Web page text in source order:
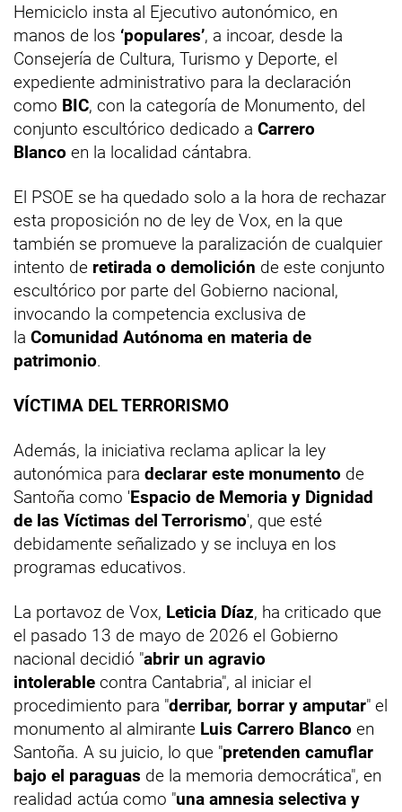
Hemiciclo insta al Ejecutivo autonómico, en
manos de los ‘populares’, a incoar, desde la
Consejería de Cultura, Turismo y Deporte, el
expediente administrativo para la declaración
como BIC, con la categoría de Monumento, del
conjunto escultórico dedicado a Carrero
Blanco en la localidad cántabra.
El PSOE se ha quedado solo a la hora de rechazar
esta proposición no de ley de Vox, en la que
también se promueve la paralización de cualquier
intento de retirada o demolición de este conjunto
escultórico por parte del Gobierno nacional,
invocando la competencia exclusiva de
la Comunidad Autónoma en materia de
patrimonio.
VÍCTIMA DEL TERRORISMO
Además, la iniciativa reclama aplicar la ley
autonómica para declarar este monumento de
Santoña como 'Espacio de Memoria y Dignidad
de las Víctimas del Terrorismo', que esté
debidamente señalizado y se incluya en los
programas educativos.
La portavoz de Vox, Leticia Díaz, ha criticado que
el pasado 13 de mayo de 2026 el Gobierno
nacional decidió "abrir un agravio
intolerable contra Cantabria", al iniciar el
procedimiento para "derribar, borrar y amputar" el
monumento al almirante Luis Carrero Blanco en
Santoña. A su juicio, lo que "pretenden camuflar
bajo el paraguas de la memoria democrática", en
realidad actúa como "una amnesia selectiva y